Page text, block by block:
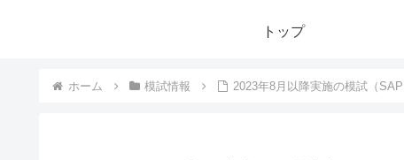
トップ
ホーム 模試情報 2023年8月以降実施の模試（